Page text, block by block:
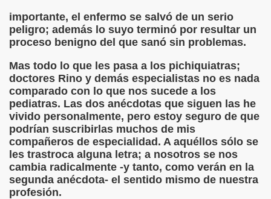
importante, el enfermo se salvó de un serio
peligro; además lo suyo terminó por resultar un
proceso benigno del que sanó sin problemas.
Mas todo lo que les pasa a los pichiquiatras;
doctores Rino y demás especialistas no es nada
comparado con lo que nos sucede a los
pediatras. Las dos anécdotas que siguen las he
vivido personalmente, pero estoy seguro de que
podrían suscribirlas muchos de mis
compañeros de especialidad. A aquéllos sólo se
les trastroca alguna letra; a nosotros se nos
cambia radicalmente -y tanto, como verán en la
segunda anécdota- el sentido mismo de nuestra
profesión.
(Pablo Parellada, Melitón González)
que Trabaja y Produce en España
de la Banda)
lo Que Puede un Chumino